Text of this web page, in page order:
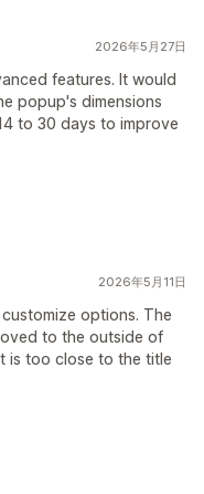
2026年5月27日
features. It would
popup's dimensions
to 30 days to improve
2026年5月11日
options. The
to the outside of
is too close to the title